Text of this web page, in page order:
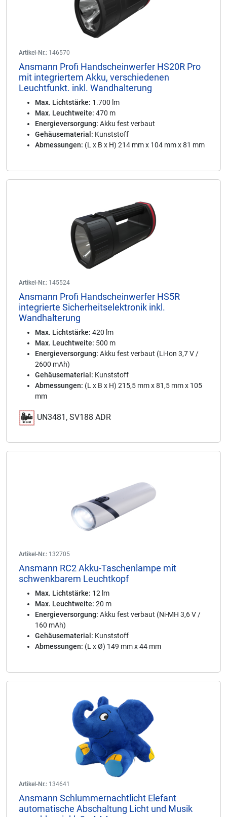
Artikel-Nr.: 146570
Ansmann Profi Handscheinwerfer HS20R Pro
mit integriertem Akku, verschiedenen
Leuchtfunkt. inkl. Wandhalterung
Max. Lichtstärke: 1.700 lm
Max. Leuchtweite: 470 m
Energieversorgung: Akku fest verbaut
Gehäusematerial: Kunststoff
Abmessungen: (L x B x H) 214 mm x 104 mm x 81 mm
Artikel-Nr.: 145524
Ansmann Profi Handscheinwerfer HS5R
integrierte Sicherheitselektronik inkl.
Wandhalterung
Max. Lichtstärke: 420 lm
Max. Leuchtweite: 500 m
Energieversorgung: Akku fest verbaut (Li-Ion 3,7 V /
2600 mAh)
Gehäusematerial: Kunststoff
Abmessungen: (L x B x H) 215,5 mm x 81,5 mm x 105
mm
UN3481, SV188 ADR
Artikel-Nr.: 132705
Ansmann RC2 Akku-Taschenlampe mit
schwenkbarem Leuchtkopf
Max. Lichtstärke: 12 lm
Max. Leuchtweite: 20 m
Energieversorgung: Akku fest verbaut (Ni-MH 3,6 V /
160 mAh)
Gehäusematerial: Kunststoff
Abmessungen: (L x Ø) 149 mm x 44 mm
Artikel-Nr.: 134641
Ansmann Schlummernachtlicht Elefant
automatische Abschaltung Licht und Musik